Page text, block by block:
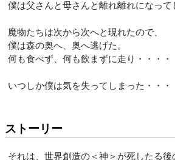
僕は父さんと母さんと離れ離れになって
魔物たちは次から次へと現れたので、
僕は森の奥へ、奥へ逃げた。
何も食べず、何も飲まずに走り・・・・
いつしか僕は気を失ってしまった・・・
ストーリー
それは、世界創造の＜神＞が死したる後